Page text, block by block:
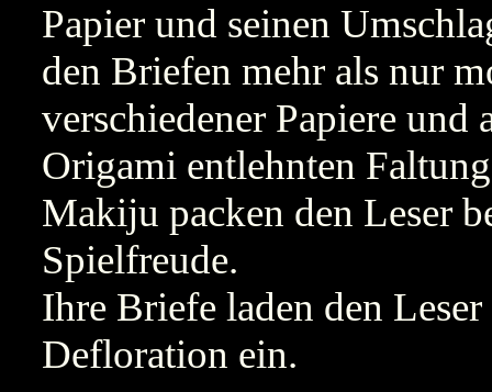
Papier und seinen
den Briefen mehr als nur
verschiedener Papiere
Origami entlehnten
Makiju packen den Leser
Spielfreude.
Ihre Briefe laden den
Defloration ein.